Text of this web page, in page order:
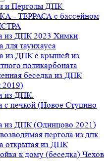
и Перголы ДПК
- ТЕРРАСА с бассейном
из ДПК 2023 Химки
для таунхауса
из ДПК с крышей из
поликарбоната
беседка из ДПК
из ДПК.
с печкой (Новое Ступино
из ДПК (Одинцово 2021)
пергола из дпк.
открытая из ДПК
к дому (беседка) Чехов